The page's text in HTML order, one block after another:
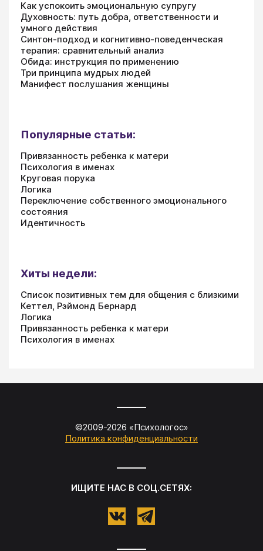
Как успокоить эмоциональную супругу
Духовность: путь добра, ответственности и
умного действия
Синтон-подход и когнитивно-поведенческая
терапия: сравнительный анализ
Обида: инструкция по применению
Три принципа мудрых людей
Манифест послушания женщины
Популярные статьи:
Привязанность ребенка к матери
Психология в именах
Круговая порука
Логика
Переключение собственного эмоционального
состояния
Идентичность
Хиты недели:
Список позитивных тем для общения с близкими
Кеттел, Рэймонд Бернард
Логика
Привязанность ребенка к матери
Психология в именах
©2009-2026 «Психологос»
Политика конфиденциальности
ИЩИТЕ НАС В СОЦ.СЕТЯХ: